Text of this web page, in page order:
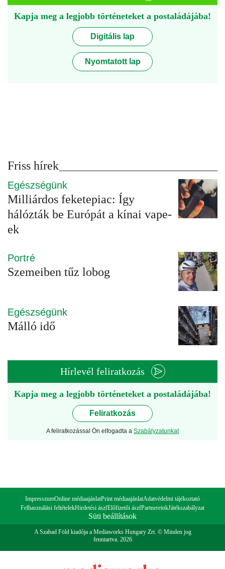
Kapja meg a legjobb történeteket a postaládájába!
Digitális lap
Nyomtatott lap
Friss hírek
Egészségünk
Milliárdos feketepiac: Így
hálózták be Európát a kínai vape-
ek
Portré
Szemeiben tűz lobog
Egészségünk
Málló idő
Hírlevél feliratkozás
Kapja meg a legjobb történeteket a postaládájába!
Feliratkozás
A feliratkozással Ön elfogadta a Szabályzatunkat
ImpresszumOnline médiaajánlatPrint médiaajánlatAdatvédelmi tájékoztató
Felhasználási feltételekHirdetési ászfElőfizetői ászfPartnereinkJátékszabályzat
Süti beállítások
A Szabad Föld kiadója a Mediaworks Hungary Zrt. © Minden jog
fenntartva. 2026